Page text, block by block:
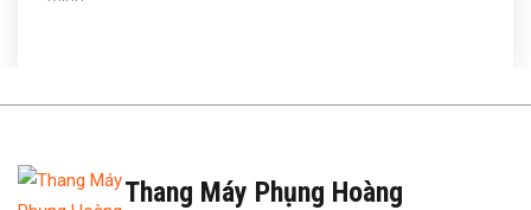
Thang Máy Phụng Hoàng